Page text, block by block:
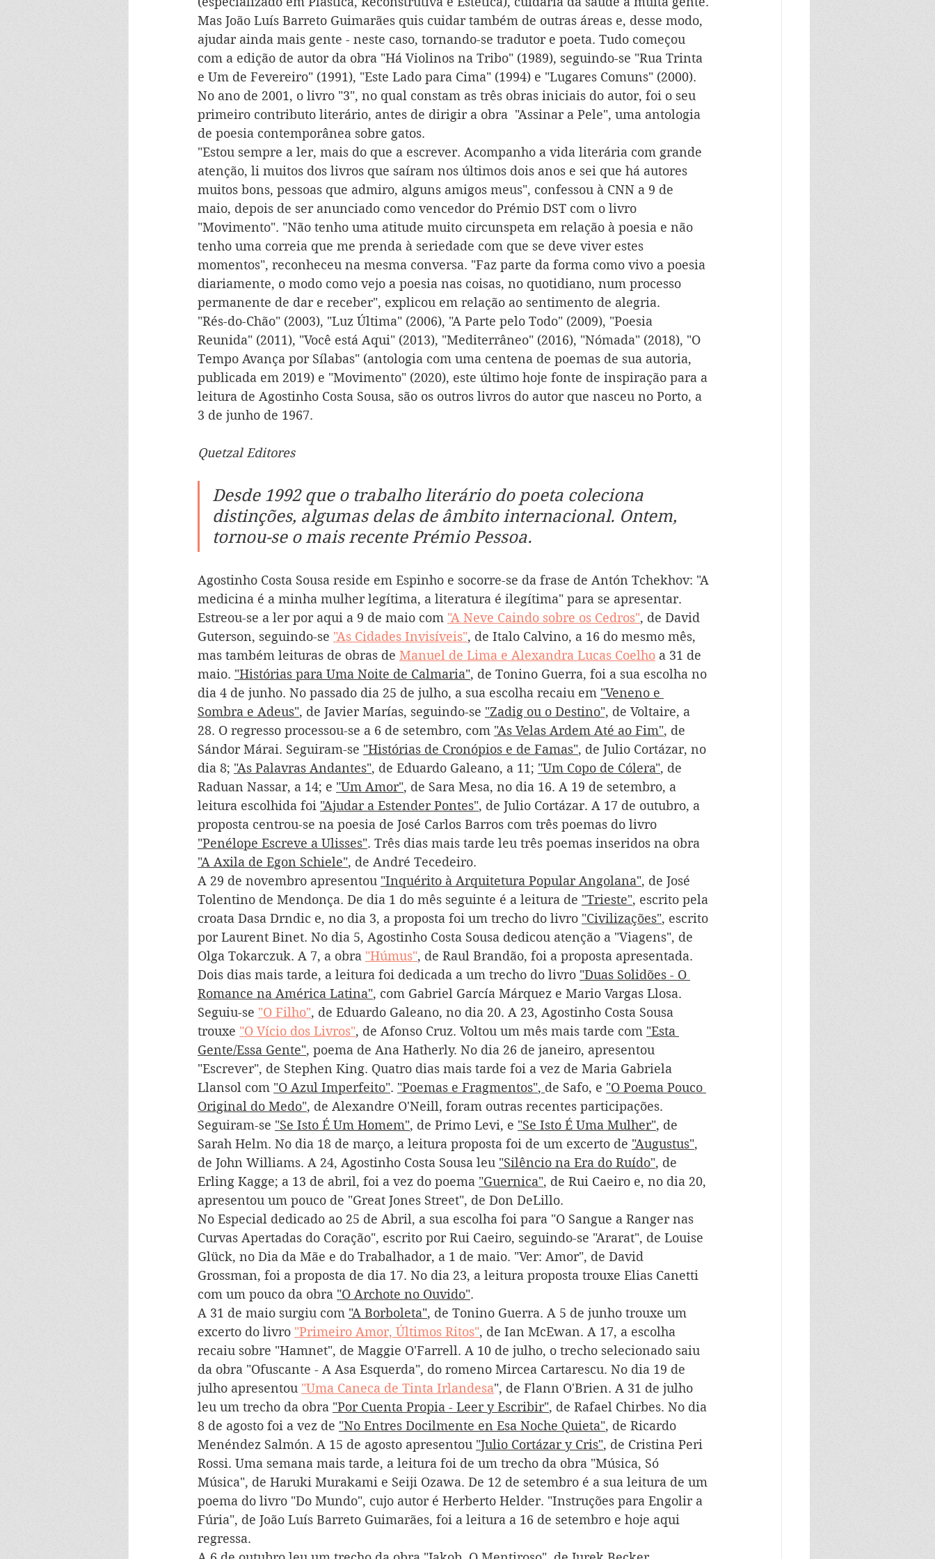
Mas João Luís Barreto Guimarães quis cuidar também de outras áreas e, desse modo,
ajudar ainda mais gente - neste caso, tornando-se tradutor e poeta. Tudo começou
com a edição de autor da obra "Há Violinos na Tribo" (1989), seguindo-se "Rua Trinta
e Um de Fevereiro" (1991), "Este Lado para Cima" (1994) e "Lugares Comuns" (2000).
No ano de 2001, o livro "3", no qual constam as três obras iniciais do autor, foi o seu
primeiro contributo literário, antes de dirigir a obra  "Assinar a Pele", uma antologia
de poesia contemporânea sobre gatos.
"Estou sempre a ler, mais do que a escrever. Acompanho a vida literária com grande
atenção, li muitos dos livros que saíram nos últimos dois anos e sei que há autores
muitos bons, pessoas que admiro, alguns amigos meus", confessou à CNN a 9 de
maio, depois de ser anunciado como vencedor do Prémio DST com o livro
"Movimento". "Não tenho uma atitude muito circunspeta em relação à poesia e não
tenho uma correia que me prenda à seriedade com que se deve viver estes
momentos", reconheceu na mesma conversa. "Faz parte da forma como vivo a poesia
diariamente, o modo como vejo a poesia nas coisas, no quotidiano, num processo
permanente de dar e receber", explicou em relação ao sentimento de alegria.
"Rés-do-Chão" (2003), "Luz Última" (2006), "A Parte pelo Todo" (2009), "Poesia
Reunida" (2011), "Você está Aqui" (2013), "Mediterrâneo" (2016), "Nómada" (2018), "O
Tempo Avança por Sílabas" (antologia com uma centena de poemas de sua autoria,
publicada em 2019) e "Movimento" (2020), este último hoje fonte de inspiração para a
leitura de Agostinho Costa Sousa, são os outros livros do autor que nasceu no Porto, a
3 de junho de 1967.
Quetzal Editores
Desde 1992 que o trabalho literário do poeta coleciona
distinções, algumas delas de âmbito internacional. Ontem,
tornou-se o mais recente Prémio Pessoa.
Agostinho Costa Sousa reside em Espinho e socorre-se da frase de Antón Tchekhov: "A
medicina é a minha mulher legítima, a literatura é ilegítima" para se apresentar.
Estreou-se a ler por aqui a 9 de maio com "A Neve Caindo sobre os Cedros", de David
Guterson, seguindo-se "As Cidades Invisíveis", de Italo Calvino, a 16 do mesmo mês,
mas também leituras de obras de Manuel de Lima e Alexandra Lucas Coelho a 31 de
maio. "Histórias para Uma Noite de Calmaria", de Tonino Guerra, foi a sua escolha no
dia 4 de junho. No passado dia 25 de julho, a sua escolha recaiu em "Veneno e
Sombra e Adeus", de Javier Marías, seguindo-se "Zadig ou o Destino", de Voltaire, a
28. O regresso processou-se a 6 de setembro, com "As Velas Ardem Até ao Fim", de
Sándor Márai. Seguiram-se "Histórias de Cronópios e de Famas", de Julio Cortázar, no
dia 8; "As Palavras Andantes", de Eduardo Galeano, a 11; "Um Copo de Cólera", de
Raduan Nassar, a 14; e "Um Amor", de Sara Mesa, no dia 16. A 19 de setembro, a
leitura escolhida foi "Ajudar a Estender Pontes", de Julio Cortázar. A 17 de outubro, a
proposta centrou-se na poesia de José Carlos Barros com três poemas do livro
"Penélope Escreve a Ulisses". Três dias mais tarde leu três poemas inseridos na obra
"A Axila de Egon Schiele", de André Tecedeiro.
A 29 de novembro apresentou "Inquérito à Arquitetura Popular Angolana", de José
Tolentino de Mendonça. De dia 1 do mês seguinte é a leitura de "Trieste", escrito pela
croata Dasa Drndic e, no dia 3, a proposta foi um trecho do livro "Civilizações", escrito
por Laurent Binet. No dia 5, Agostinho Costa Sousa dedicou atenção a "Viagens", de
Olga Tokarczuk. A 7, a obra "Húmus", de Raul Brandão, foi a proposta apresentada.
Dois dias mais tarde, a leitura foi dedicada a um trecho do livro "Duas Solidões - O
Romance na América Latina", com Gabriel García Márquez e Mario Vargas Llosa.
Seguiu-se "O Filho", de Eduardo Galeano, no dia 20. A 23, Agostinho Costa Sousa
trouxe "O Vício dos Livros", de Afonso Cruz. Voltou um mês mais tarde com "Esta
Gente/Essa Gente", poema de Ana Hatherly. No dia 26 de janeiro, apresentou
"Escrever", de Stephen King. Quatro dias mais tarde foi a vez de Maria Gabriela
Llansol com "O Azul Imperfeito". "Poemas e Fragmentos", de Safo, e "O Poema Pouco
Original do Medo", de Alexandre O'Neill, foram outras recentes participações.
Seguiram-se "Se Isto É Um Homem", de Primo Levi, e "Se Isto É Uma Mulher", de
Sarah Helm. No dia 18 de março, a leitura proposta foi de um excerto de "Augustus",
de John Williams. A 24, Agostinho Costa Sousa leu "Silêncio na Era do Ruído", de
Erling Kagge; a 13 de abril, foi a vez do poema "Guernica", de Rui Caeiro e, no dia 20,
apresentou um pouco de "Great Jones Street", de Don DeLillo.
No Especial dedicado ao 25 de Abril, a sua escolha foi para "O Sangue a Ranger nas
Curvas Apertadas do Coração", escrito por Rui Caeiro, seguindo-se "Ararat", de Louise
Glück, no Dia da Mãe e do Trabalhador, a 1 de maio. "Ver: Amor", de David
Grossman, foi a proposta de dia 17. No dia 23, a leitura proposta trouxe Elias Canetti
com um pouco da obra "O Archote no Ouvido".
A 31 de maio surgiu com "A Borboleta", de Tonino Guerra. A 5 de junho trouxe um
excerto do livro "Primeiro Amor, Últimos Ritos", de Ian McEwan. A 17, a escolha
recaiu sobre "Hamnet", de Maggie O'Farrell. A 10 de julho, o trecho selecionado saiu
da obra "Ofuscante - A Asa Esquerda", do romeno Mircea Cartarescu. No dia 19 de
julho apresentou "Uma Caneca de Tinta Irlandesa", de Flann O'Brien. A 31 de julho
leu um trecho da obra "Por Cuenta Propia - Leer y Escribir", de Rafael Chirbes. No dia
8 de agosto foi a vez de "No Entres Docilmente en Esa Noche Quieta", de Ricardo
Menéndez Salmón. A 15 de agosto apresentou "Julio Cortázar y Cris", de Cristina Peri
Rossi. Uma semana mais tarde, a leitura foi de um trecho da obra "Música, Só
Música", de Haruki Murakami e Seiji Ozawa. De 12 de setembro é a sua leitura de um
poema do livro "Do Mundo", cujo autor é Herberto Helder. "Instruções para Engolir a
Fúria", de João Luís Barreto Guimarães, foi a leitura a 16 de setembro e hoje aqui
regressa.